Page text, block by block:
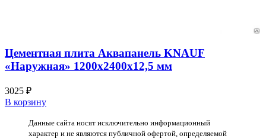
Цементная плита Аквапанель KNAUF
«Наружная» 1200х2400х12,5 мм
3025 ₽
В корзину
Данные сайта носят исключительно информационный
характер и не являются публичной офертой, определяемой